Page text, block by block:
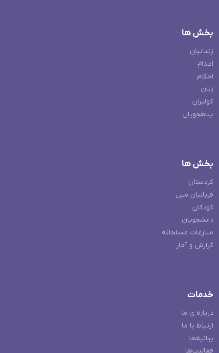
بخش ها
زندانیان
اعدام
احکام
زنان
کولبران
پناهجویان
بخش ها
کردستان
قربانیان مین
کودکان
دانشجویان
منازعات مسلحانه
گزارش و آمار
خدمات
درباره ی ما
ارتباط با ما
بیانیه‌ها
فعالیت‌ها